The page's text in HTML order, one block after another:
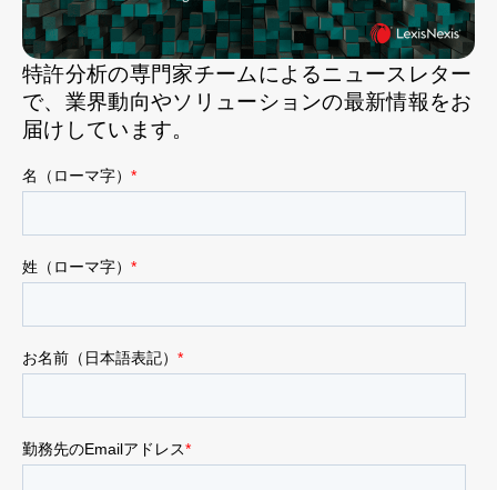
特許分析の専門家チームによるニュースレター
で、業界動向やソリューションの最新情報をお
届けしています。